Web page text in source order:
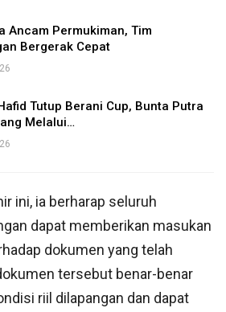
Ancam Permukiman, Tim
Bergerak Cepat
Tutup Berani Cup, Bunta Putra
Melalui…
ini, ia berharap seluruh
dapat memberikan masukan
dokumen yang telah
tersebut benar-benar
riil dilapangan dan dapat